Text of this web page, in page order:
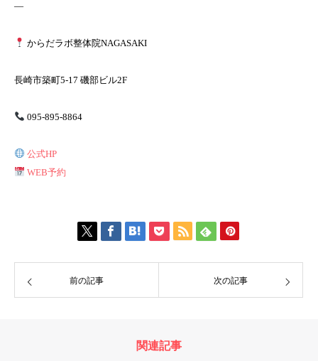
—
からだラボ整体院NAGASAKI
長崎市築町5-17 磯部ビル2F
095-895-8864
公式HP
WEB予約
前の記事 次の記事
関連記事